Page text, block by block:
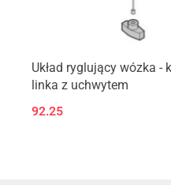
Układ ryglujący wózka -
linka z uchwytem
92.25